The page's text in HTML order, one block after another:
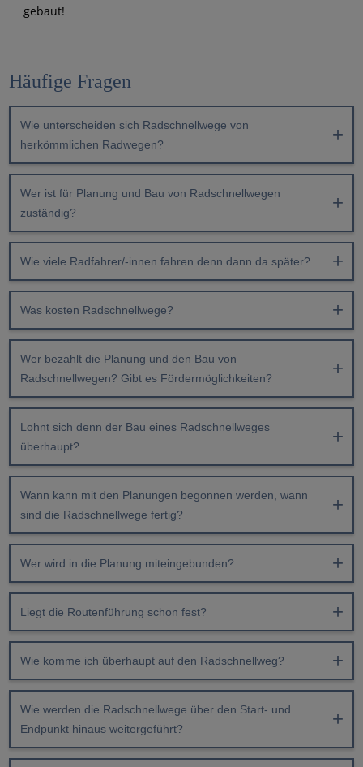
gebaut!
Häufige Fragen
Wie unterscheiden sich Radschnellwege von
herkömmlichen Radwegen?
Wer ist für Planung und Bau von Radschnellwegen
zuständig?
Wie viele Radfahrer/-innen fahren denn dann da später?
Was kosten Radschnellwege?
Wer bezahlt die Planung und den Bau von
Radschnellwegen? Gibt es Fördermöglichkeiten?
Lohnt sich denn der Bau eines Radschnellweges
überhaupt?
Wann kann mit den Planungen begonnen werden, wann
sind die Radschnellwege fertig?
Wer wird in die Planung miteingebunden?
Liegt die Routenführung schon fest?
Wie komme ich überhaupt auf den Radschnellweg?
Wie werden die Radschnellwege über den Start- und
Endpunkt hinaus weitergeführt?